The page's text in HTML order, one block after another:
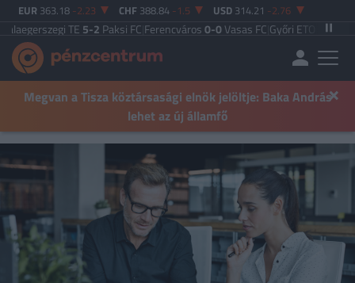
EUR 363.18 -2.23 CHF 388.84 -1.5 USD 314.21 -2.76
TE5-2Paksi FC|Ferencváros0-0Vasas FC|Győri ETO FC4-0
Megvan a Tisza köztársasági elnök jelöltje: Baka András
lehet az új államfő
×